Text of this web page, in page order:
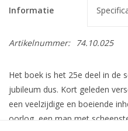
Informatie
Artikelnummer: 74.10.025
Het boek is het 25e deel in de
jubileum dus. Kort geleden
een veelzijdige en boeiende
oorlog, een map met